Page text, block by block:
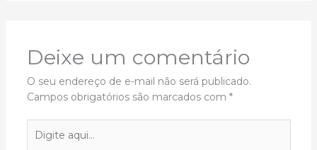
Deixe um comentário
O seu endereço de e-mail não será publicado.
Campos obrigatórios são marcados com *
aqui...